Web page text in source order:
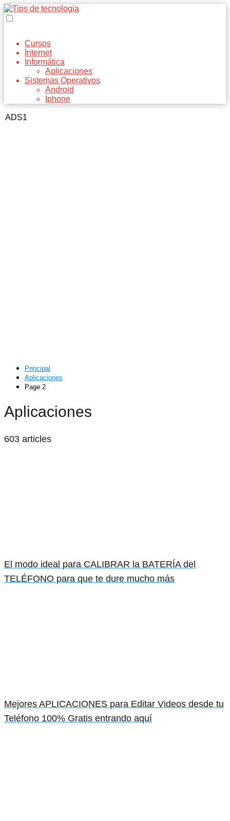
Cursos
Internet
Informática
Aplicaciones
Sistemas Operativos
Android
Iphone
ADS1
Principal
Aplicaciones
Page 2
Aplicaciones
603 articles
El modo ideal para CALIBRAR la BATERÍA del
TELÉFONO para que te dure mucho más
Mejores APLICACIONES para Editar Videos desde tu
Teléfono 100% Gratis entrando aquí